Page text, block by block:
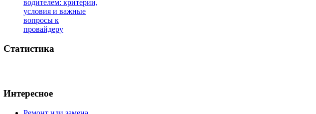
водителем: критерии,
условия и важные
вопросы к
провайдеру
Статистика
Интересное